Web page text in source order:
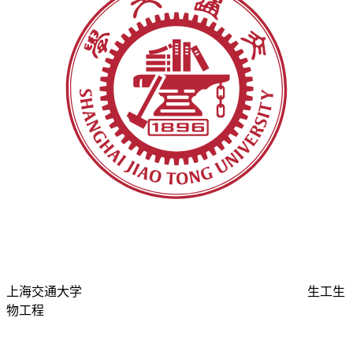
上海交通大学
生工生
物工程